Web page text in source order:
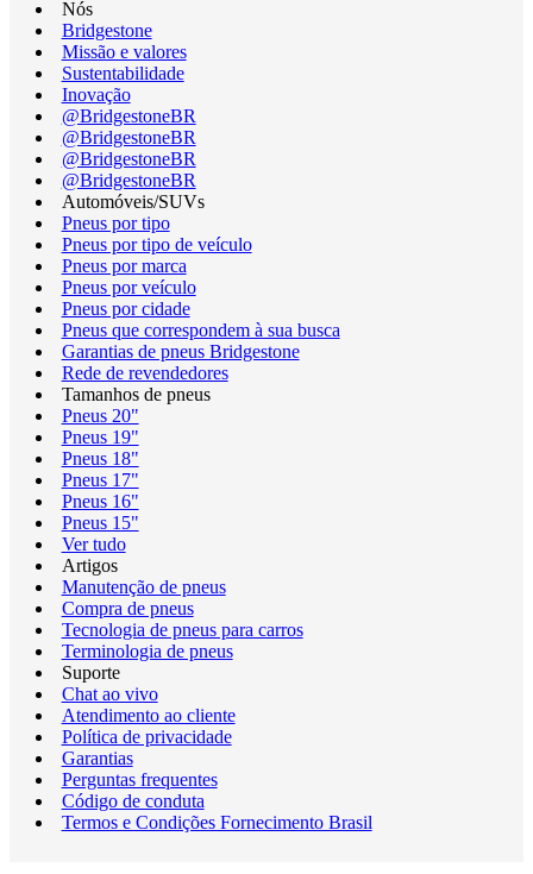
Nós
Bridgestone
Missão e valores
Sustentabilidade
Inovação
@BridgestoneBR
@BridgestoneBR
@BridgestoneBR
@BridgestoneBR
Automóveis/SUVs
Pneus por tipo
Pneus por tipo de veículo
Pneus por marca
Pneus por veículo
Pneus por cidade
Pneus que correspondem à sua busca
Garantias de pneus Bridgestone
Rede de revendedores
Tamanhos de pneus
Pneus 20"
Pneus 19"
Pneus 18"
Pneus 17"
Pneus 16"
Pneus 15"
Ver tudo
Artigos
Manutenção de pneus
Compra de pneus
Tecnologia de pneus para carros
Terminologia de pneus
Suporte
Chat ao vivo
Atendimento ao cliente
Política de privacidade
Garantias
Perguntas frequentes
Código de conduta
Termos e Condições Fornecimento Brasil